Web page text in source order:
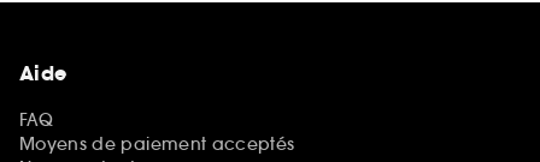
Aide
FAQ
Moyens de paiement acceptés